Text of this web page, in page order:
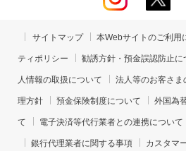
サイトマップ 本Webサイトのご利用
ティポリシー 勧誘方針・預金誤認防止に
人情報の取扱について 法人等のお客さま
理方針 預金保険制度について 外国為
て 電子決済等代行業者との連携について
銀行代理業者に関する事項 カスタマ